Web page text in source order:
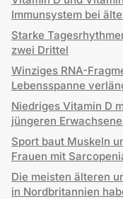
Immunsystem bei
Starke
zwei Drittel
Winziges RNA-
Lebensspanne
Niedriges Vitamin D
jüngeren
Sport baut Muskeln
Frauen mit
Die meisten älteren
in Nordbritannien